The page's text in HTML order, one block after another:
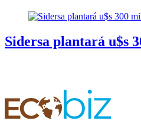
Sidersa plantará u$s